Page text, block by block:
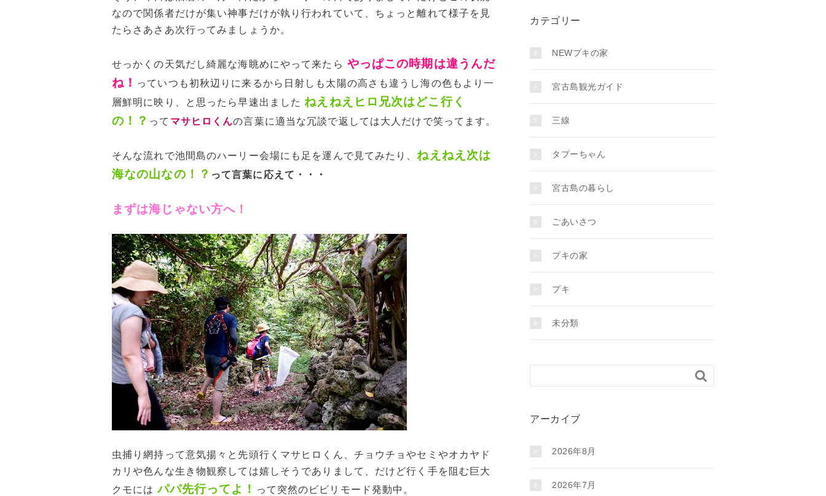
なので関係者だけが集い神事だけが執り行われていて、ちょっと離れて様子を見
たらさあさあ次行ってみましょうか。
せっかくの天気だし綺麗な海眺めにやって来たら やっぱこの時期は違うんだ
ね！ っていつも初秋辺りに来るから日射しも太陽の高さも違うし海の色もより一
層鮮明に映り、と思ったら早速出ました ねえねえヒロ兄次はどこ行く
の！？ って マサヒロくんの言葉に適当な冗談で返しては大人だけで笑ってます。
そんな流れで池間島のハーリー会場にも足を運んで見てみたり、 ねえねえ次は
海なの山なの！？ って言葉に応えて・・・
まずは海じゃない方へ！
虫捕り網持って意気揚々と先頭行くマサヒロくん、チョウチョやセミやオカヤド
カリや色んな生き物観察しては嬉しそうでありまして、だけど行く手を阻む巨大
クモにはパパ先行ってよ！ って突然のビビリモード発動中。
カテゴリー
NEWプキの家
宮古島観光ガイド
三線
タプーちゃん
宮古島の暮らし
ごあいさつ
プキの家
プキ
未分類

アーカイブ
2026年8月
2026年7月